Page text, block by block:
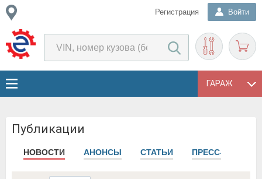
Регистрация Войти
ГАРАЖ
Публикации
НОВОСТИ АНОНСЫ СТАТЬИ ПРЕСС-РЕЛИЗЫ